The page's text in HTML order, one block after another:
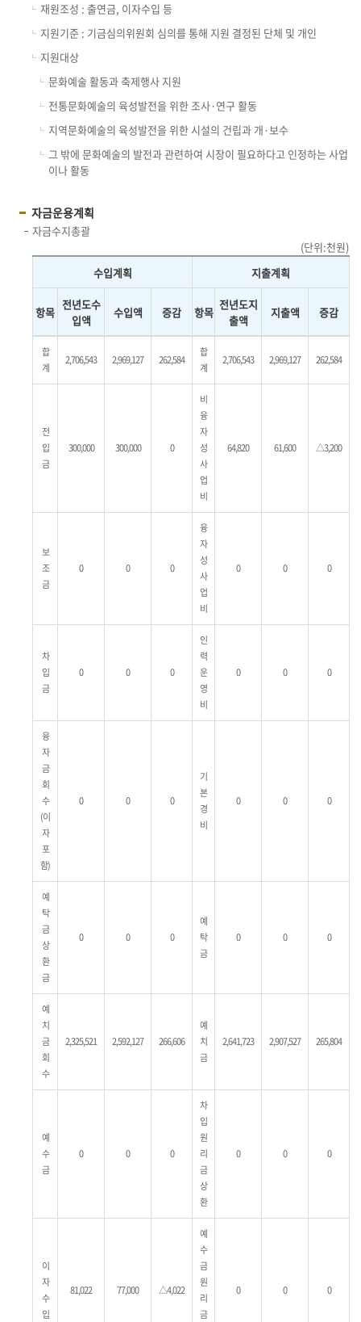
재원조성 : 출연금, 이자수입 등
지원기준 : 기금심의위원회 심의를 통해 지원 결정된 단체 및 개인
지원대상
문화예술 활동과 축제행사 지원
전통문화예술의 육성발전을 위한 조사·연구 활동
지역문화예술의 육성발전을 위한 시설의 건립과 개·보수
그 밖에 문화예술의 발전과 관련하여 시장이 필요하다고 인정하는 사업
이나 활동
자금운용계획
자금수지총괄
(단위:천원)
수입계획
지출계획
항목
전년도수
입액
수입액 증감 항목
전년도지
출액
지출액 증감
합
계
2,706,543 2,969,127 262,584
합
계
2,706,543 2,969,127 262,584
전
입
금
300,000 300,000 0
비
융
자
성
사
업
비
64,820 61,600 △3,200
보
조
금
0 0 0
융
자
성
사
업
비
0 0 0
차
입
금
0 0 0
인
력
운
영
비
0 0 0
융
자
금
회
수
(이
자
포
함)
0 0 0
기
본
경
비
0 0 0
예
탁
금
상
환
금
0 0 0
예
탁
금
0 0 0
예
치
금
회
수
2,325,521 2,592,127 266,606
예
치
금
2,641,723 2,907,527 265,804
예
수
금
0 0 0
차
입
원
리
금
상
환
0 0 0
이
자
수
입
81,022 77,000 △4,022
예
수
금
원
리
금
0 0 0